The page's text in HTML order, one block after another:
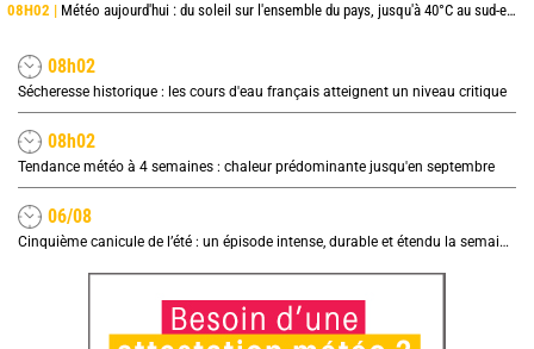
08H02 | Météo aujourd'hui : du soleil sur l'ensemble du pays, jusqu'à 40°C au sud-est
08h02
Sécheresse historique : les cours d'eau français atteignent un niveau critique
08h02
Tendance météo à 4 semaines : chaleur prédominante jusqu'en septembre
06/08
Cinquième canicule de l’été : un épisode intense, durable et étendu la semaine prochaine